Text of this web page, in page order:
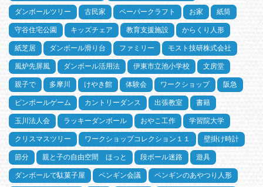
ダンボールツリー 古民家 ペーパークラフト お家 紙筒
守谷住宅公園 キッズチェア 教育支援施設 からくり人形
紙芝居 ダンボール滑り台 ファミリー モスト技研株式会社
風炉先屏風 ダンボール活用法 伊東市立池小学校 文房堂
親子で 多摩川 けやき館 体験会 ワークショップ 阪急
ピンボールゲーム カントリーダンス 出張教室 書籍
玉川法人会 ラッキーダンボール おやこ工作 学習院大学
クリスマスツリー ワークショップコレクション１１ 壁掛け時計
節分 親と子の自由空間 ほっと 段ボール迷路 遊具
ダンボールで駄菓子屋 ペンギン会議 ペンギンのあやつり人形